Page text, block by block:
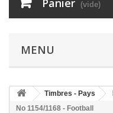
Panier (vide)
MENU
Timbres - Pays
No 1154/1168 - Football